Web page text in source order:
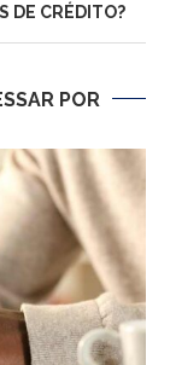
DE CRÉDITO?
POR